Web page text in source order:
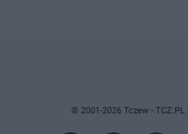
© 2001-2026 Tczew -